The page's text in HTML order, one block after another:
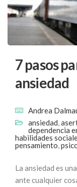
7 pasos
ansiedad
Andrea
ansiedad,
dependencia
habilidades
pensamiento,
La ansiedad es
ante cualquier